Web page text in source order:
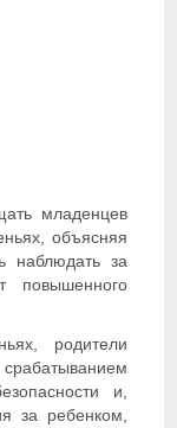
младенцев
объясняя
наблюдать за
повышенного
родители
и,
за ребенком,